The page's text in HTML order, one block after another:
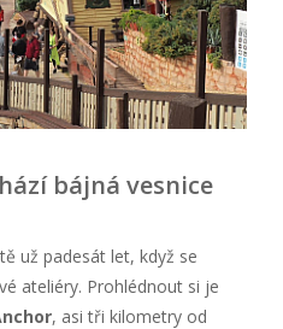
bájná vesnice
už padesát let, když se
ateliéry. Prohlédnout si je
, asi tři kilometry od